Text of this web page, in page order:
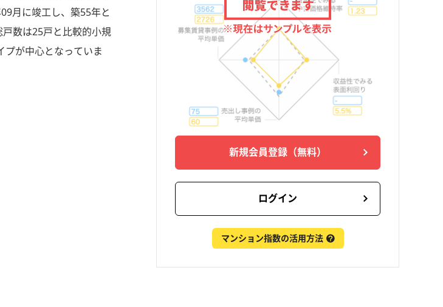
新規会員登録 （無料）
ログイン
マンション指数の活用方法
月に竣工し、築55年と
数は25戸と比較的小規
プが中心となっていま